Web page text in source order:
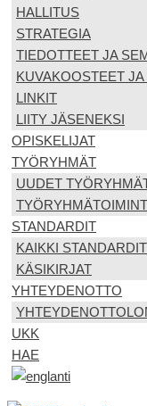
HALLITUS
STRATEGIA
TIEDOTTEET JA
KUVAKOOSTEET
LINKIT
LIITY JÄSENEKSI
OPISKELIJAT
TYÖRYHMÄT
UUDET
STANDARDIT
KAIKKI STANDARDIT
KÄSIKIRJAT
YHTEYDENOTTO
UKK
HAE